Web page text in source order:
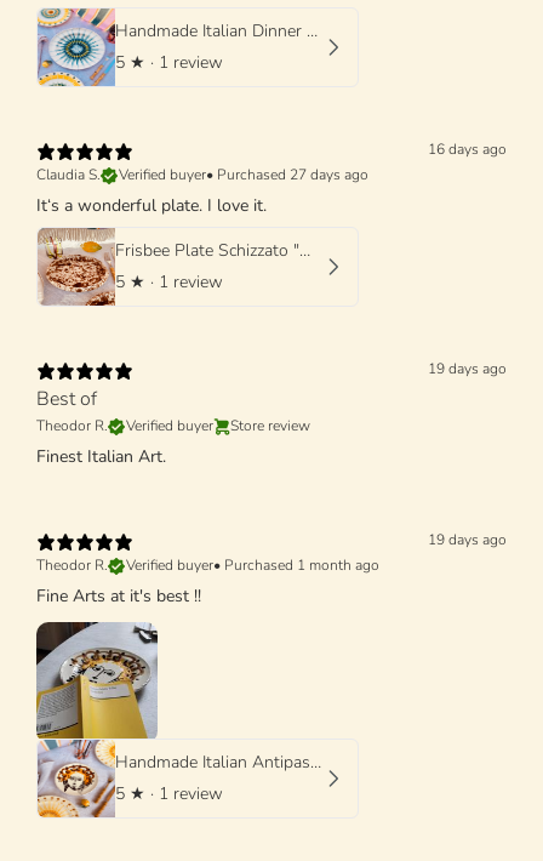
Handmade Italian Dinner Plate 27 cm | Large Ceramic Plate
5 ★ · 1 review
16 days ago
Claudia S.
Verified buyer• Purchased 27 days ago
It‘s a wonderful plate. I love it.
Frisbee Plate Schizzato "Marone"
5 ★ · 1 review
19 days ago
Best of
Theodor R. Verified buyer Store review
Finest Italian Art.
19 days ago
Theodor R.
Verified buyer• Purchased 1 month ago
Fine Arts at it's best !!
Handmade Italian Antipasti Plate 20 cm | Small Ceramic Plate (Unique Piece)
5 ★ · 1 review